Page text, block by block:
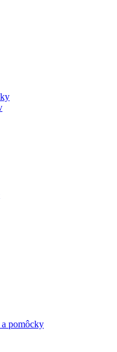
a pomôcky